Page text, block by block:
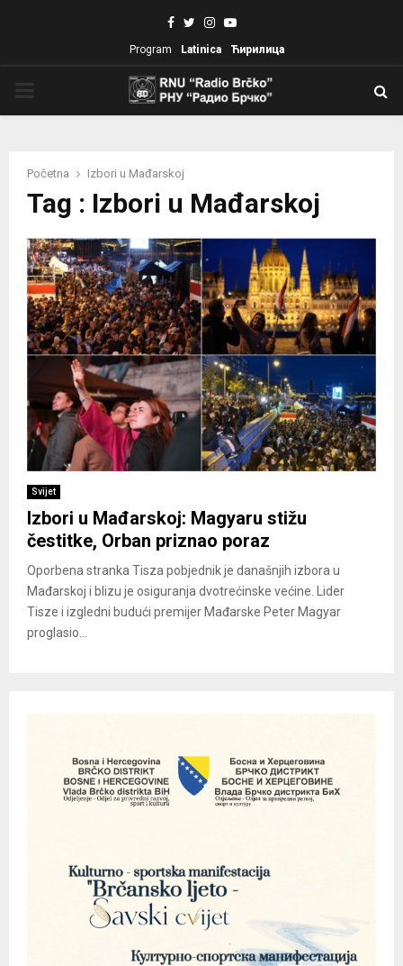
Facebook
TwitterInstagram
Youtube
Program Latinica Ћирилица
Početna Izbori u Mađarskoj
Tag : Izbori u Mađarskoj
Svijet
Izbori u Mađarskoj: Magyaru stižu
čestitke, Orban priznao poraz
Oporbena stranka Tisza pobjednik je današnjih izbora u
Mađarskoj i blizu je osiguranja dvotrećinske većine. Lider
Tisze i izgledni budući premijer Mađarske Peter Magyar
proglasio...